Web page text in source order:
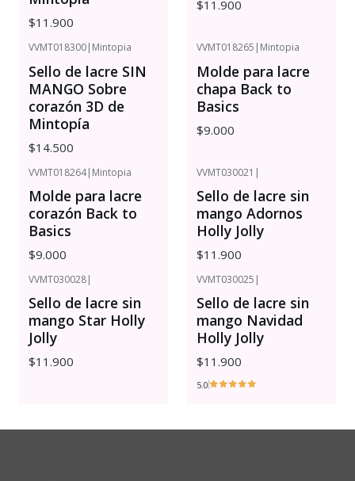
$11.900
$11.900
VVMT018300| Mintopia
Sello de lacre SIN
MANGO Sobre
corazón 3D de
Mintopía
$14.500
VVMT018265 | Mintopia
Molde para lacre
chapa Back to
Basics
$9.000
VVMT018264| Mintopia
Molde para lacre
corazón Back to
Basics
$9.000
VVMT030021 |
Sello de lacre sin
mango Adornos
Holly Jolly
$11.900
VVMT030028|
Sello de lacre sin
mango Star Holly
Jolly
$11.900
VVMT030025 |
Sello de lacre sin
mango Navidad
Holly Jolly
$11.900
5.0